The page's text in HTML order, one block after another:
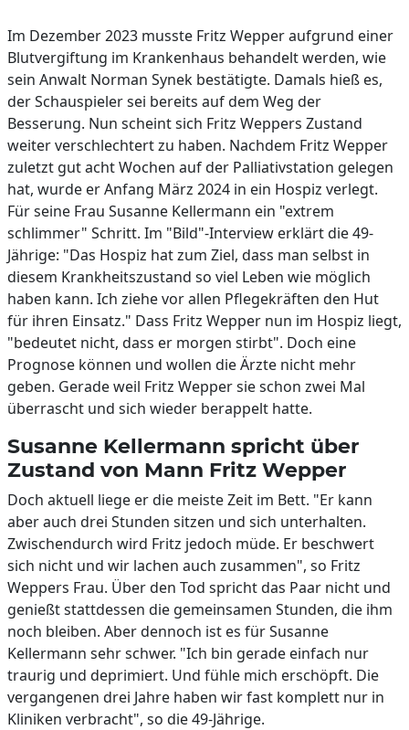
Im Dezember 2023 musste Fritz Wepper aufgrund einer
Blutvergiftung im Krankenhaus behandelt werden, wie
sein Anwalt Norman Synek bestätigte. Damals hieß es,
der Schauspieler sei bereits auf dem Weg der
Besserung. Nun scheint sich Fritz Weppers Zustand
weiter verschlechtert zu haben. Nachdem Fritz Wepper
zuletzt gut acht Wochen auf der Palliativstation gelegen
hat, wurde er Anfang März 2024 in ein Hospiz verlegt.
Für seine Frau Susanne Kellermann ein "extrem
schlimmer" Schritt. Im "Bild"-Interview erklärt die 49-
Jährige: "Das Hospiz hat zum Ziel, dass man selbst in
diesem Krankheitszustand so viel Leben wie möglich
haben kann. Ich ziehe vor allen Pflegekräften den Hut
für ihren Einsatz." Dass Fritz Wepper nun im Hospiz liegt,
"bedeutet nicht, dass er morgen stirbt". Doch eine
Prognose können und wollen die Ärzte nicht mehr
geben. Gerade weil Fritz Wepper sie schon zwei Mal
überrascht und sich wieder berappelt hatte.
Susanne Kellermann spricht über
Zustand von Mann Fritz Wepper
Doch aktuell liege er die meiste Zeit im Bett. "Er kann
aber auch drei Stunden sitzen und sich unterhalten.
Zwischendurch wird Fritz jedoch müde. Er beschwert
sich nicht und wir lachen auch zusammen", so Fritz
Weppers Frau. Über den Tod spricht das Paar nicht und
genießt stattdessen die gemeinsamen Stunden, die ihm
noch bleiben. Aber dennoch ist es für Susanne
Kellermann sehr schwer. "Ich bin gerade einfach nur
traurig und deprimiert. Und fühle mich erschöpft. Die
vergangenen drei Jahre haben wir fast komplett nur in
Kliniken verbracht", so die 49-Jährige.